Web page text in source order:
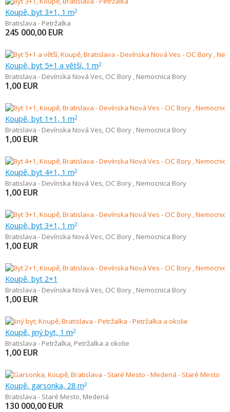
Koupě, byt 3+1, 1 m2
Bratislava - Petržalka
245 000,00 EUR
Koupě, byt 5+1 a větší, 1 m2
Bratislava - Devínska Nová Ves, OC Bory , Nemocnica Bory
1,00 EUR
Koupě, byt 1+1, 1 m2
Bratislava - Devínska Nová Ves, OC Bory , Nemocnica Bory
1,00 EUR
Koupě, byt 4+1, 1 m2
Bratislava - Devínska Nová Ves, OC Bory , Nemocnica Bory
1,00 EUR
Koupě, byt 3+1, 1 m2
Bratislava - Devínska Nová Ves, OC Bory , Nemocnica Bory
1,00 EUR
Koupě, byt 2+1
Bratislava - Devínska Nová Ves, OC Bory , Nemocnica Bory
1,00 EUR
Koupě, jiný byt, 1 m2
Bratislava - Petržalka, Petržalka a okolie
1,00 EUR
Koupě, garsonka, 28 m2
Bratislava - Staré Mesto, Medená
130 000,00 EUR